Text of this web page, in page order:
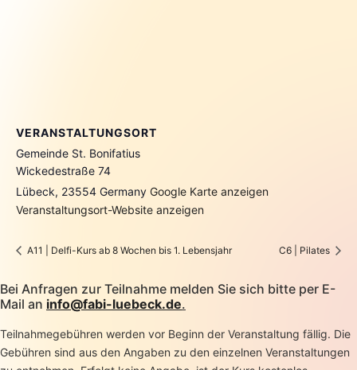
VERANSTALTUNGSORT
Gemeinde St. Bonifatius
Wickedestraße 74
Lübeck, 23554 Germany Google Karte anzeigen
Veranstaltungsort-Website anzeigen
A11 | Delfi-Kurs ab 8 Wochen bis 1. Lebensjahr C6 | Pilates
Bei Anfragen zur Teilnahme melden Sie sich bitte per E-
Mail an info@fabi-luebeck.de.
Teilnahmegebühren werden vor Beginn der Veranstaltung fällig. Die
Gebühren sind aus den Angaben zu den einzelnen Veranstaltungen